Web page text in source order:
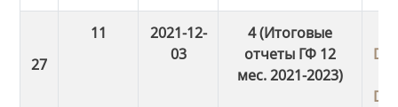
11
2021-12-
03
4 (Итоговые
отчеты ГФ 12
мес. 2021-2023)